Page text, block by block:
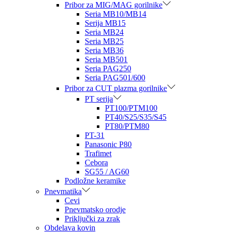
Pribor za MIG/MAG gorilnike
Seria MB10/MB14
Serija MB15
Seria MB24
Seria MB25
Seria MB36
Seria MB501
Seria PAG250
Seria PAG501/600
Pribor za CUT plazma gorilnike
PT serija
PT100/PTM100
PT40/S25/S35/S45
PT80/PTM80
PT-31
Panasonic P80
Trafimet
Cebora
SG55 / AG60
Podložne keramike
Pnevmatika
Cevi
Pnevmatsko orodje
Priključki za zrak
Obdelava kovin